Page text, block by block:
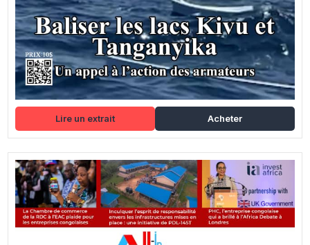
Lire un extrait Acheter